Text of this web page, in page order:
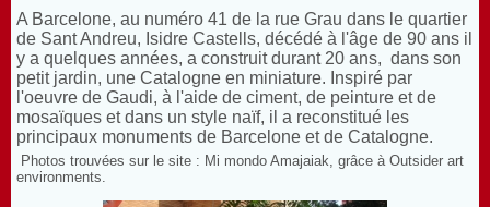
A Barcelone, au numéro 41 de la rue Grau dans le quartier
de Sant Andreu, Isidre Castells, décédé à l'âge de 90 ans il
y a quelques années, a construit durant 20 ans, dans son
petit jardin, une Catalogne en miniature. Inspiré par
l'oeuvre de Gaudi, à l'aide de ciment, de peinture et de
mosaïques et dans un style naïf, il a reconstitué les
principaux monuments de Barcelone et de Catalogne.
Photos trouvées sur le site : Mi mondo Amajaiak, grâce à Outsider art
environments.